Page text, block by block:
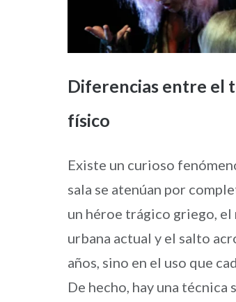
Diferencias entre el
físico
Existe un curioso
sala se atenúan por
un héroe trágico griego,
urbana actual y el salto
años, sino en el uso que
De hecho, hay una